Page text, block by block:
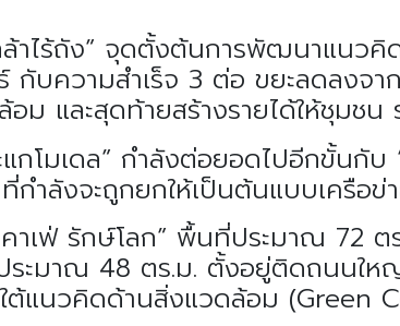
ล้าไร้ถัง” จุดตั้งต้นการพัฒนาแนวคิ
กับความสำเร็จ 3 ต่อ ขยะลดลงจ
ม และสุดท้ายสร้างรายได้ให้ชุมช
กโมเดล” กำลังต่อยอดไปอีกขั้นกั
กำลังจะถูกยกให้เป็นต้นแบบเครือ
าเฟ่ รักษ์โลก” พื้นที่ประมาณ 72
ระมาณ 48 ตร.ม. ตั้งอยู่ติดถนนใ
แนวคิดด้านสิ่งแวดล้อม (Green